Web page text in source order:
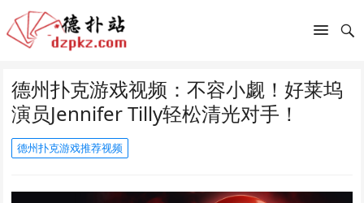
德州扑克游戏视频：不容小觑！好莱坞
演员Jennifer Tilly轻松清光对手！
德州扑克游戏推荐视频